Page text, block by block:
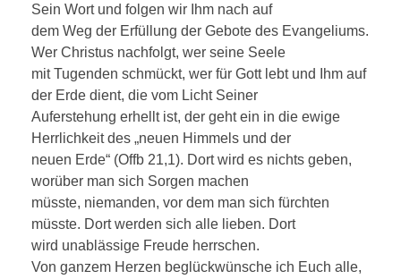
Sein Wort und folgen wir Ihm nach auf
dem Weg der Erfüllung der Gebote des Evangeliums.
Wer Christus nachfolgt, wer seine Seele
mit Tugenden schmückt, wer für Gott lebt und Ihm auf
der Erde dient, die vom Licht Seiner
Auferstehung erhellt ist, der geht ein in die ewige
Herrlichkeit des „neuen Himmels und der
neuen Erde“ (Offb 21,1). Dort wird es nichts geben,
worüber man sich Sorgen machen
müsste, niemanden, vor dem man sich fürchten
müsste. Dort werden sich alle lieben. Dort
wird unablässige Freude herrschen.
Von ganzem Herzen beglückwünsche ich Euch alle,